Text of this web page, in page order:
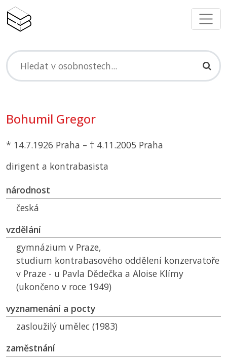
Bohumil Gregor
* 14.7.1926 Praha – † 4.11.2005 Praha
dirigent a kontrabasista
národnost
česká
vzdělání
gymnázium v Praze,
studium kontrabasového oddělení konzervatoře
v Praze - u Pavla Dědečka a Aloise Klímy
(ukončeno v roce 1949)
vyznamenání a pocty
zasloužilý umělec (1983)
zaměstnání